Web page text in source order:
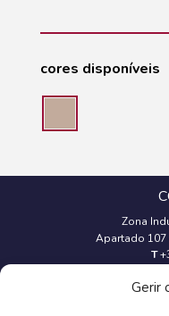
Gerir
cores disponíveis
Zona
Apartado 107
T
(Chamada